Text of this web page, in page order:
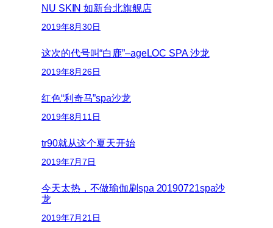
NU SKIN 如新台北旗舰店
2019年8月30日
这次的代号叫“白鹿”–ageLOC SPA 沙龙
2019年8月26日
红色“利奇马”spa沙龙
2019年8月11日
tr90就从这个夏天开始
2019年7月7日
今天太热，不做瑜伽刷spa 20190721spa沙
龙
2019年7月21日